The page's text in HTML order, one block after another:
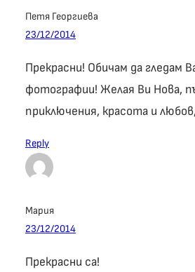
Петя Георгиева
23/12/2014
Прекрасни! Обичам да гледам
фотографии! Желая Ви Нова,
приключения, красота и
Reply
Мария
23/12/2014
Прекрасни са!